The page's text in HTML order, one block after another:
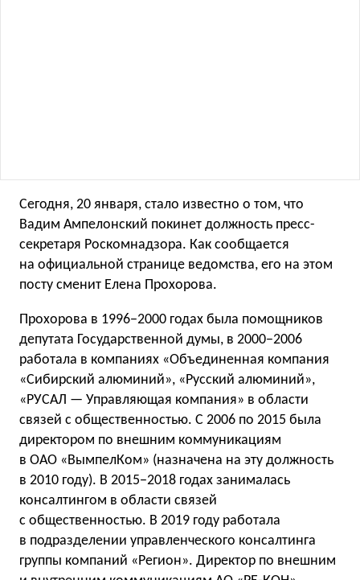
Сегодня, 20 января, стало известно о том, что
Вадим Ампелонский покинет должность пресс-
секретаря Роскомнадзора. Как сообщается
на официальной странице ведомства, его на этом
посту сменит Елена Прохорова.
Прохорова в 1996−2000 годах была помощников
депутата Государственной думы, в 2000−2006
работала в компаниях «Объединенная компания
«Сибирский алюминий», «Русский алюминий»,
«РУСАЛ — Управляющая компания» в области
связей с общественностью. С 2006 по 2015 была
директором по внешним коммуникациям
в ОАО «ВымпелКом» (назначена на эту должность
в 2010 году). В 2015−2018 годах занималась
консалтингом в области связей
с общественностью. В 2019 году работала
в подразделении управленческого консалтинга
группы компаний «Регион». Директор по внешним